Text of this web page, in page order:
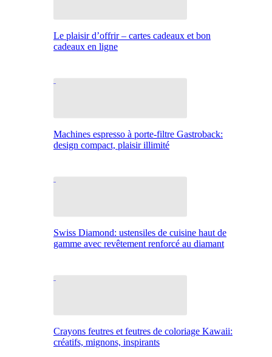
Le plaisir d’offrir – cartes cadeaux et bon
cadeaux en ligne
Machines espresso à porte-filtre Gastroback:
design compact, plaisir illimité
Swiss Diamond: ustensiles de cuisine haut de
gamme avec revêtement renforcé au diamant
Crayons feutres et feutres de coloriage Kawaii:
créatifs, mignons, inspirants